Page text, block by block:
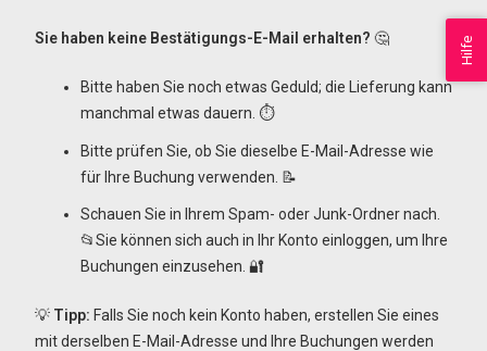
Sie haben keine Bestätigungs-E-Mail erhalten? 🤔
Bitte haben Sie noch etwas Geduld; die Lieferung kann
manchmal etwas dauern. ⏱️
Bitte prüfen Sie, ob Sie dieselbe E-Mail-Adresse wie
für Ihre Buchung verwenden. 📝
Schauen Sie in Ihrem Spam- oder Junk-Ordner nach.
📂Sie können sich auch in Ihr Konto einloggen, um Ihre
Buchungen einzusehen. 🔐
💡 Tipp: Falls Sie noch kein Konto haben, erstellen Sie eines
mit derselben E-Mail-Adresse und Ihre Buchungen werden
Hilfe